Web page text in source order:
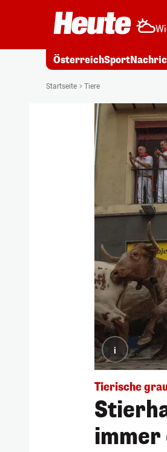
ÖsterreichSport
Startseite Tiere
i
Tierische
immer